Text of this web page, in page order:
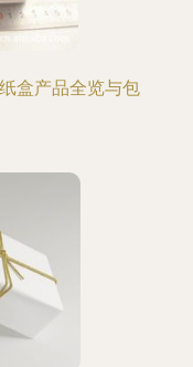
盒产品全览与包